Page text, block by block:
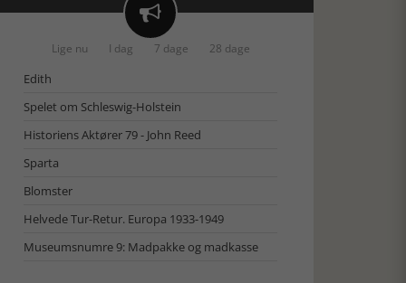

Lige nu I dag 7 dage 28 dage
Edith
Spelet om Schleswig-Holstein
Historiens Aktører 79 - John Reed
Sparta
Blomster
Helvede Tur-Retur. Europa 1933-1949
Museumsnumre 9: Madpakke og madkasse